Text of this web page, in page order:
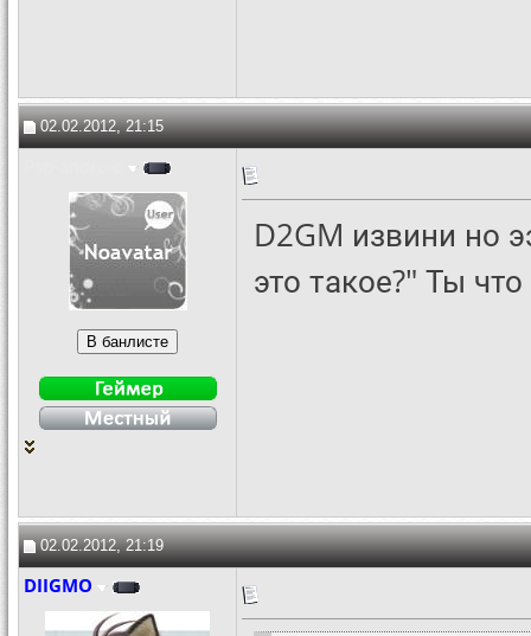
02.02.2012, 21:15
D2GM извини но
это такое?" Ты
02.02.2012, 21:19
DIIGMO